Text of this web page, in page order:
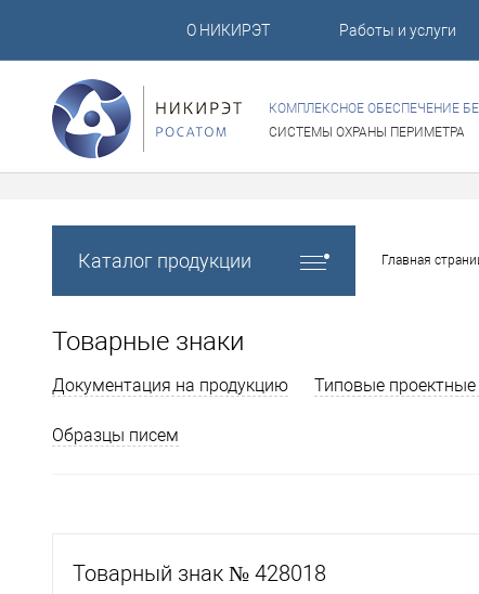
О НИКИРЭТ Работы и услуги
КОМПЛЕКСНОЕ ОБЕСПЕЧЕНИЕ
СИСТЕМЫ ОХРАНЫ ПЕРИМЕТРА
Каталог продукции Главная
Товарные знаки
Документация на продукцию Типовые
Образцы писем
Товарный знак № 428018